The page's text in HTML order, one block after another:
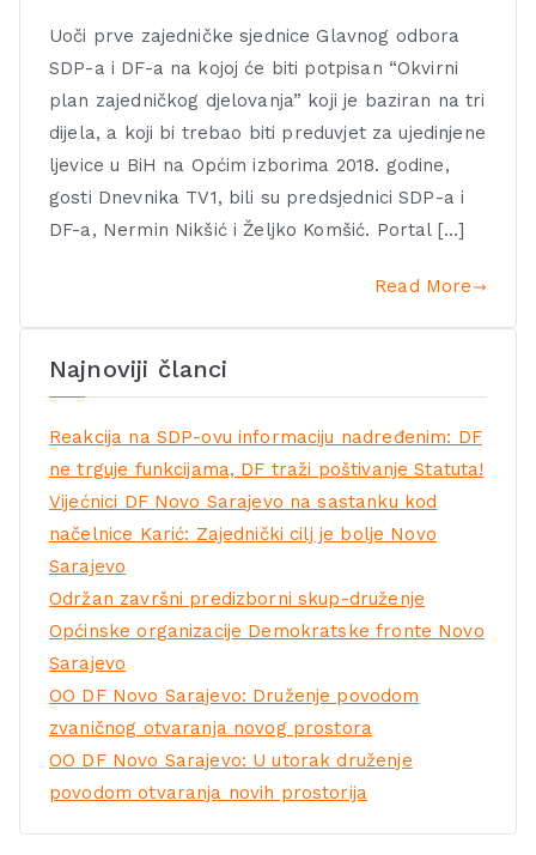
Uoči prve zajedničke sjednice Glavnog odbora
SDP-a i DF-a na kojoj će biti potpisan “Okvirni
plan zajedničkog djelovanja” koji je baziran na tri
dijela, a koji bi trebao biti preduvjet za ujedinjene
ljevice u BiH na Općim izborima 2018. godine,
gosti Dnevnika TV1, bili su predsjednici SDP-a i
DF-a, Nermin Nikšić i Željko Komšić. Portal […]
Read More
Najnoviji članci
Reakcija na SDP-ovu informaciju nadređenim: DF
ne trguje funkcijama, DF traži poštivanje Statuta!
Vijećnici DF Novo Sarajevo na sastanku kod
načelnice Karić: Zajednički cilj je bolje Novo
Sarajevo
Održan završni predizborni skup-druženje
Općinske organizacije Demokratske fronte Novo
Sarajevo
OO DF Novo Sarajevo: Druženje povodom
zvaničnog otvaranja novog prostora
OO DF Novo Sarajevo: U utorak druženje
povodom otvaranja novih prostorija